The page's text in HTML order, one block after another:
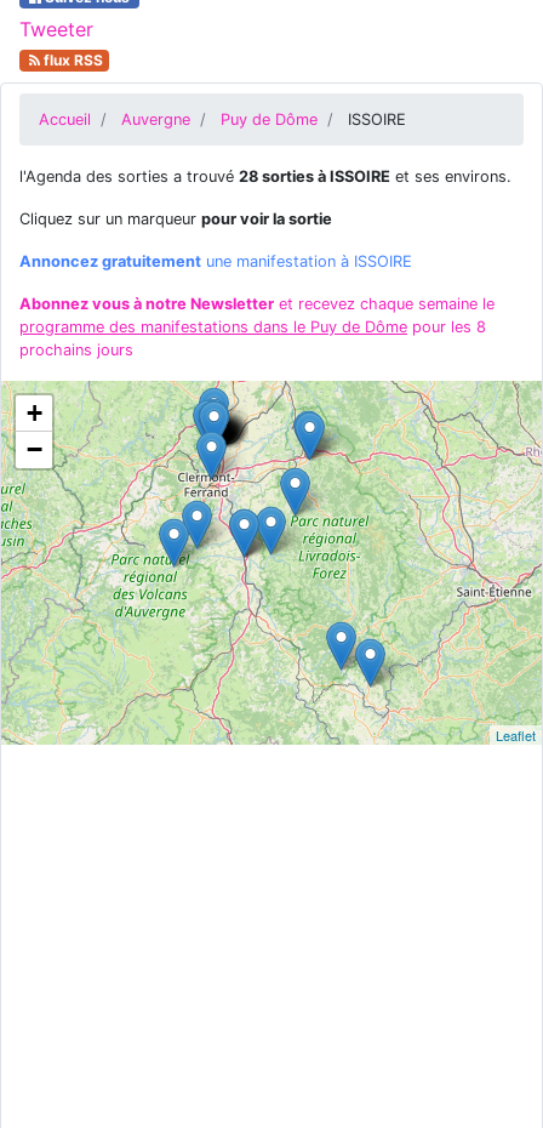
Tweeter
flux RSS
Accueil Auvergne Puy de Dôme ISSOIRE
l'Agenda des sorties a trouvé 28 sorties à ISSOIRE et ses environs.
Cliquez sur un marqueur pour voir la sortie
Annoncez gratuitement une manifestation à ISSOIRE
Abonnez vous à notre Newsletter et recevez chaque semaine le
programme des manifestations dans le Puy de Dôme pour les 8
prochains jours
+
−
Leaflet